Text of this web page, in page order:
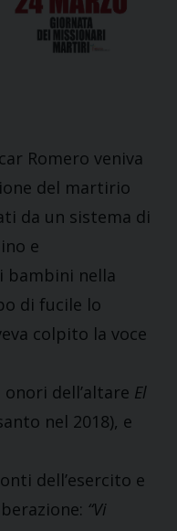
Romero veniva
del martirio
da un sistema di
e
bambini nella
di fucile lo
colpito la voce
dell’altare El
nel 2018), e
dell’esercito e
“Vi